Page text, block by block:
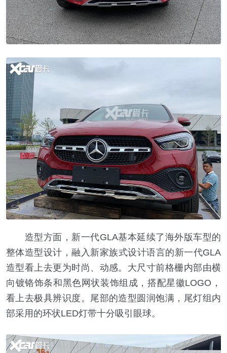
造型方面，新一代GLA基本延续了海外版车型的
整体造型设计，融入新家族式设计语言的新一代GLA
造型看上去更为时尚、动感。大尺寸前格栅内部由横
向镀铬饰条和黑色网状装饰组成，搭配星徽LOGO，
看上去极具辨识度。尾部的造型圆润饱满，尾灯组内
部采用的环状LED灯带十分吸引眼球。